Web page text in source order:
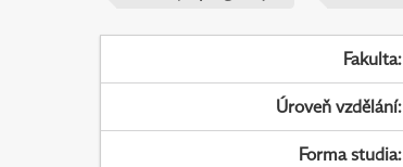
Fakulta:
Úroveň vzdělání:
Forma studia: